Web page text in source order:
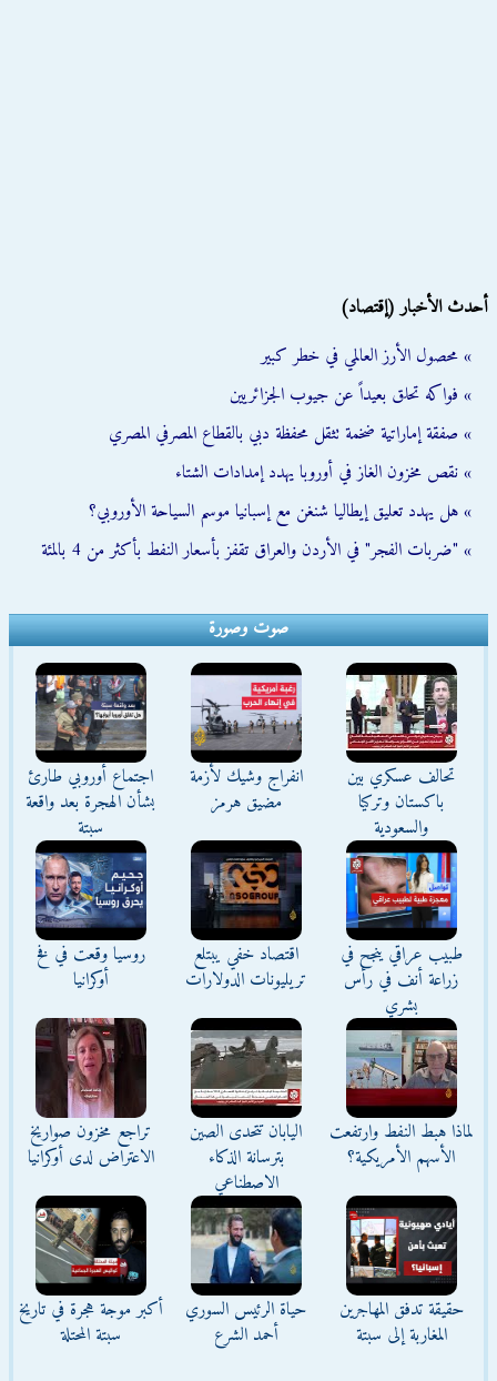
أحدث الأخبار (إقتصاد)
» محصول الأرز العالمي في خطر كبير
» فواكه تحلق بعيداً عن جيوب الجزائريين
» صفقة إماراتية ضخمة تثقل محفظة دبي بالقطاع المصرفي المصري
» نقص مخزون الغاز في أوروبا يهدد إمدادات الشتاء
» هل يهدد تعليق إيطاليا شنغن مع إسبانيا موسم السياحة الأوروبي؟
» "ضربات الفجر" في الأردن والعراق تقفز بأسعار النفط بأكثر من 4 بالمئة
صوت وصورة
تحالف عسكري بين
باكستان وتركيا
والسعودية
انفراج وشيك لأزمة
مضيق هرمز
اجتماع أوروبي طارئ
بشأن الهجرة بعد واقعة
سبتة
طبيب عراقي ينجح في
زراعة أنف في رأس
بشري
اقتصاد خفي يبتلع
تريليونات الدولارات
روسيا وقعت في فخ
أوكرانيا
لماذا هبط النفط وارتفعت
الأسهم الأمريكية؟
اليابان تتحدى الصين
بترسانة الذكاء
الاصطناعي
تراجع مخزون صواريخ
الاعتراض لدى أوكرانيا
حقيقة تدفق المهاجرين
المغاربة إلى سبتة
حياة الرئيس السوري
أحمد الشرع
أكبر موجة هجرة في تاريخ
سبتة المحتلة